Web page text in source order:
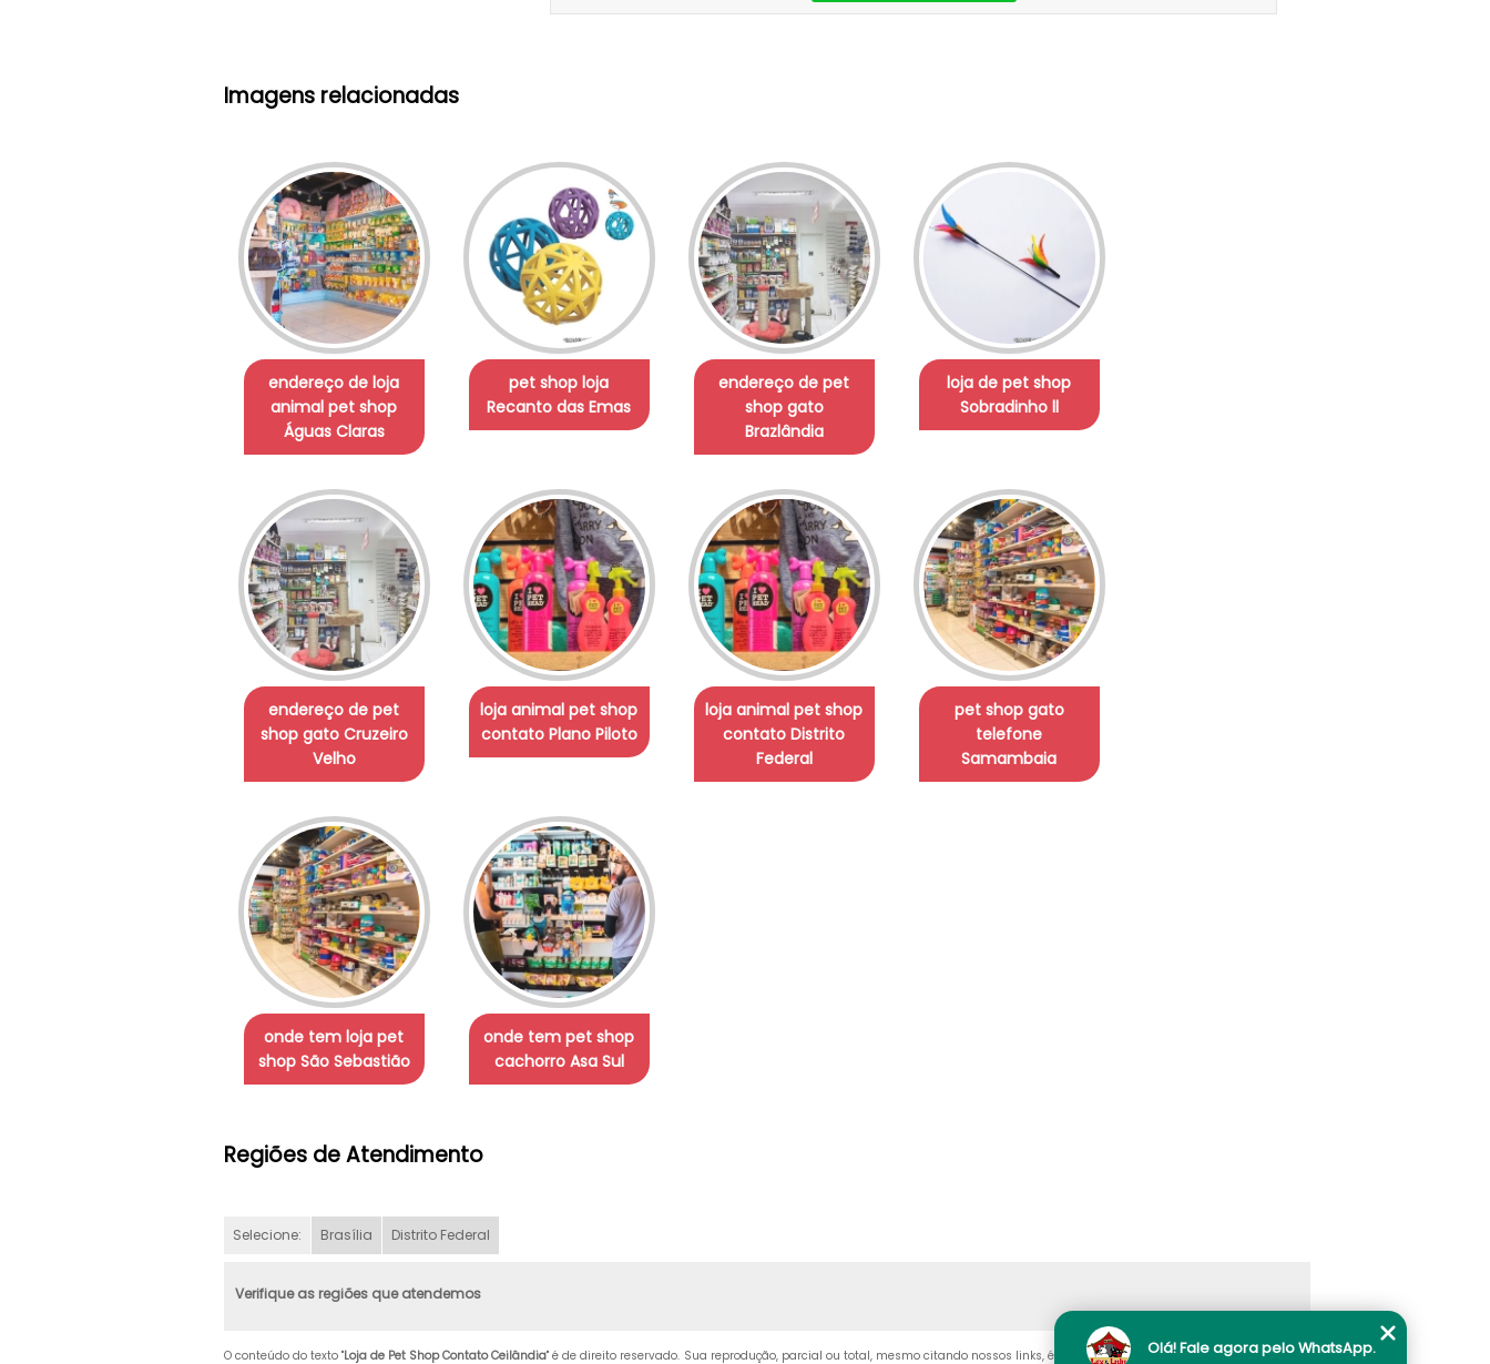
Imagens relacionadas
endereço de loja
animal pet shop
Águas Claras
pet shop loja
Recanto das Emas
endereço de pet
shop gato
Brazlândia
loja de pet shop
Sobradinho ll
endereço de pet
shop gato Cruzeiro
Velho
loja animal pet shop
contato Plano Piloto
loja animal pet shop
contato Distrito
Federal
pet shop gato
telefone
Samambaia
onde tem loja pet
shop São Sebastião
onde tem pet shop
cachorro Asa Sul
Regiões de Atendimento
Selecione: Brasília Distrito Federal
Verifique as regiões que atendemos
O conteúdo do texto "Loja de Pet Shop Contato Ceilândia" é de direito reservado. Sua reprodução, parcial ou total, mesmo citando nossos links, é proibida sem a autorização do autor. Crime
Olá! Fale agora pelo WhatsApp.